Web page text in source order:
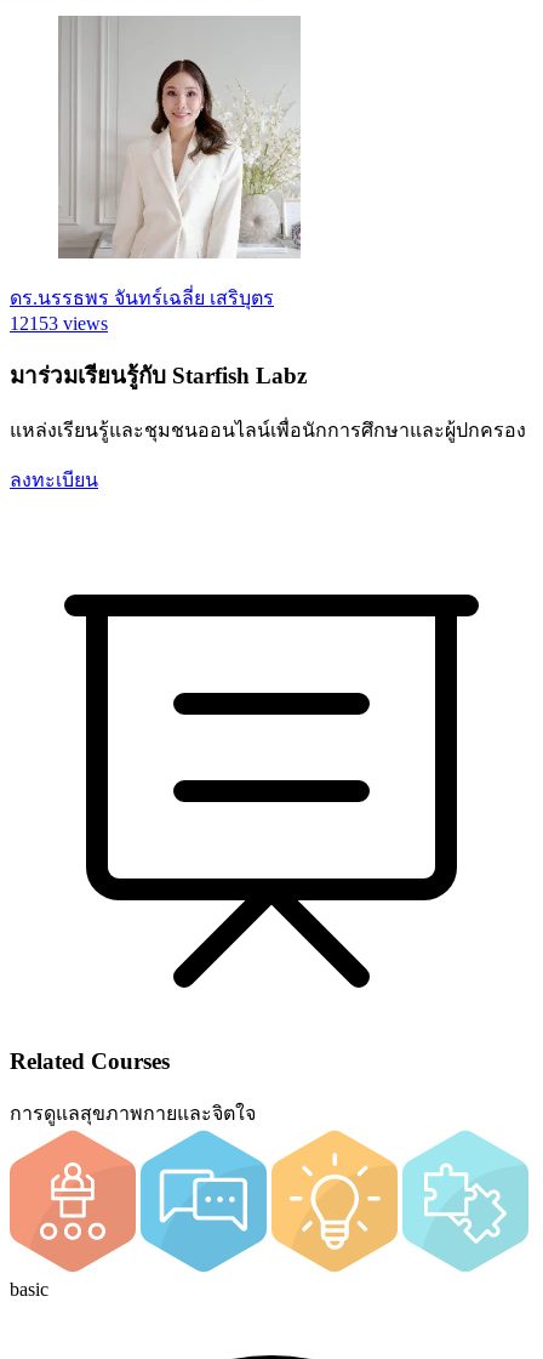
ดร.นรรธพร จันทร์เฉลี่ย เสริบุตร
12153 views
มาร่วมเรียนรู้กับ Starfish Labz
แหล่งเรียนรู้และชุมชนออนไลน์เพื่อนักการศึกษาและผู้ปกครอง
ลงทะเบียน
Related Courses
การดูแลสุขภาพกายและจิตใจ
basic